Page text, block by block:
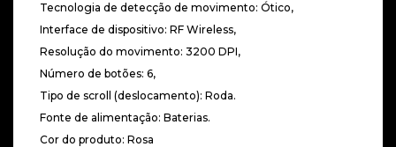
Tecnologia de detecção de movimento: Ótico,
Interface de dispositivo: RF Wireless,
Resolução do movimento: 3200 DPI,
Número de botões: 6,
Tipo de scroll (deslocamento): Roda.
Fonte de alimentação: Baterias.
Cor do produto: Rosa